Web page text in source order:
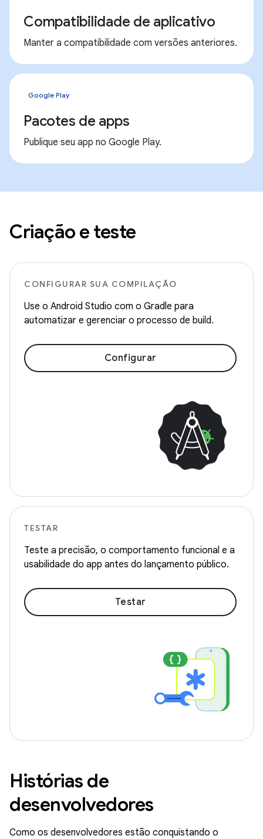
Compatibilidade de aplicativo
Manter a compatibilidade com versões anteriores.
Google Play
Pacotes de apps
Publique seu app no Google Play.
Criação e teste
CONFIGURAR SUA COMPILAÇÃO
Use o Android Studio com o Gradle para
automatizar e gerenciar o processo de build.
Configurar
TESTAR
Teste a precisão, o comportamento funcional e a
usabilidade do app antes do lançamento público.
Testar
Histórias de
desenvolvedores
Como os desenvolvedores estão conquistando o